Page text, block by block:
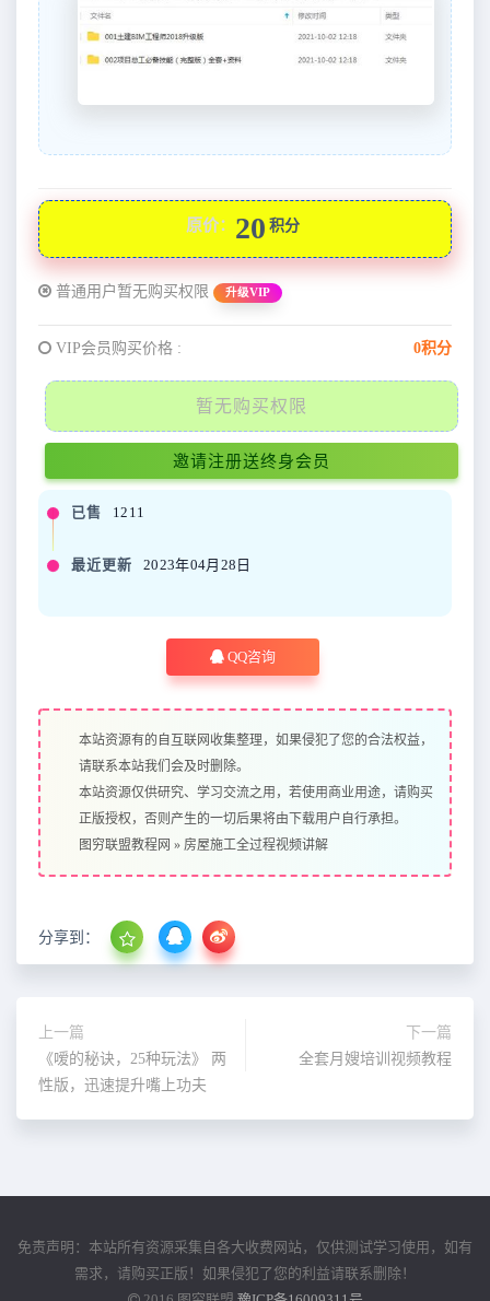
原价： 20 积分
普通用户暂无购买权限 升级VIP
VIP会员购买价格 : 0积分
暂无购买权限
邀请注册送终身会员
已售 1211
最近更新 2023年04月28日
QQ咨询
本站资源有的自互联网收集整理，如果侵犯了您的合法权益，
请联系本站我们会及时删除。
本站资源仅供研究、学习交流之用，若使用商业用途，请购买
正版授权，否则产生的一切后果将由下载用户自行承担。
图穷联盟教程网 » 房屋施工全过程视频讲解
分享到：
上一篇
《嗳的秘诀，25种玩法》 两
性版，迅速提升嘴上功夫
下一篇
全套月嫂培训视频教程
免责声明：本站所有资源采集自各大收费网站，仅供测试学习使用，如有
需求，请购买正版！如果侵犯了您的利益请联系删除！